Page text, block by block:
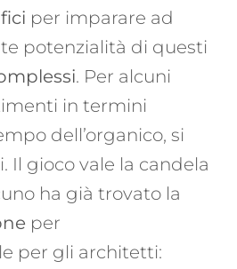
per imparare ad
potenzialità di questi
. Per alcuni
in termini
dell’organico, si
Il gioco vale la candela
ha già trovato la
per
per gli architetti: